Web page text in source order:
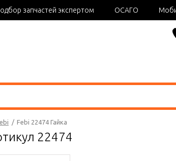
запчастей экспертом ОСАГО
/ Febi 22474 Гайка
22474